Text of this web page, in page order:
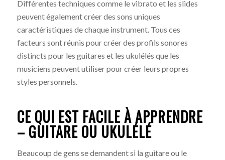
Différentes techniques comme le vibrato et les slides
peuvent également créer des sons uniques
caractéristiques de chaque instrument. Tous ces
facteurs sont réunis pour créer des profils sonores
distincts pour les guitares et les ukulélés que les
musiciens peuvent utiliser pour créer leurs propres
styles personnels.
CE QUI EST FACILE À APPRENDRE
– GUITARE OU UKULÉLÉ
Beaucoup de gens se demandent si la guitare ou le